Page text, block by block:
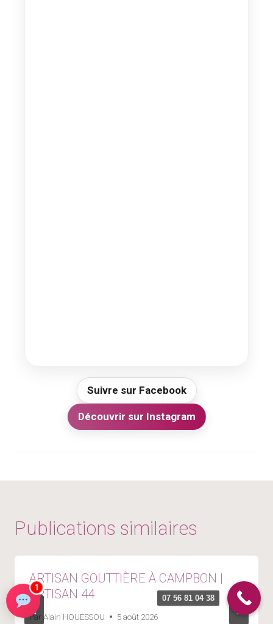
Suivre sur Facebook
Découvrir sur Instagram
Publications similaires
ARTISAN GOUTTIÈRE À CAMPBON |
ARTISAN 44
Par Alain HOUESSOU 5 août 2026
07 56 81 04 38
1